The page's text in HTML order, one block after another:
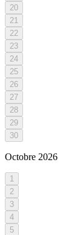
20
21
22
23
24
25
26
27
28
29
30
Octobre 2026
1
2
3
4
5